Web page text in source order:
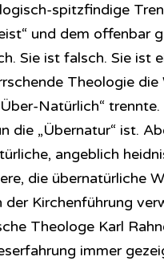
spitzfindige
und dem offenbar
Sie ist falsch. Sie ist
Theologie die
Natürlich“
die „Übernatur“ ist.
angeblich
die übernatürliche
Kirchenführung
Theologe Karl
immer